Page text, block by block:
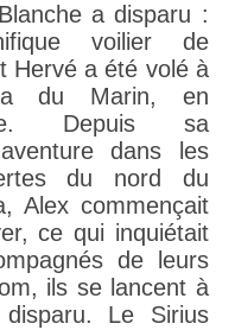
a disparu :
voilier de
Hervé a été volé à
du Marin, en
Depuis sa
dans les
du nord du
Alex commençait
ce qui inquiétait
de leurs
ils se lancent à
Le Sirius